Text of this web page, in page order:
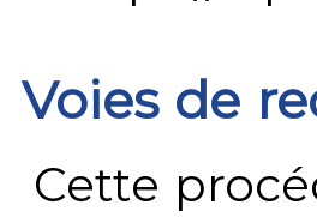
Voies de
Cette